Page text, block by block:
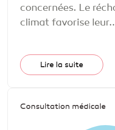
concernées. Le
climat favorise
Lire la suite
Consultation médicale